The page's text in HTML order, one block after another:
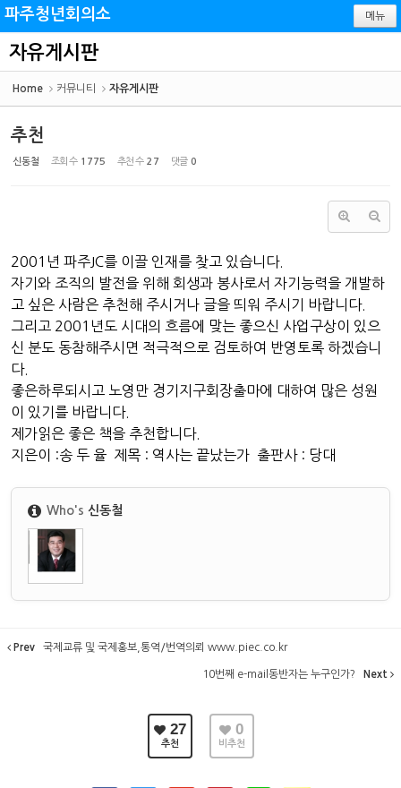
파주청년회의소 메뉴
자유게시판
Home 커뮤니티 자유게시판
추천
신동철 조회 수 1775 추천 수 27 댓글 0
2001년 파주JC를 이끌 인재를 찾고 있습니다.
자기와 조직의 발전을 위해 회생과 봉사로서 자기능력을 개발하
고 싶은 사람은 추천해 주시거나 글을 띄워 주시기 바랍니다.
그리고 2001년도 시대의 흐름에 맞는 좋으신 사업구상이 있으
신 분도 동참해주시면 적극적으로 검토하여 반영토록 하겠습니
다.
좋은하루되시고 노영만 경기지구회장출마에 대하여 많은 성원
이 있기를 바랍니다.
제가읽은 좋은 책을 추천합니다.
지은이 :송 두 율 제목 : 역사는 끝났는가 출판사 : 당대
Who's신동철
Prev 국제교류 및 국제홍보,통역/번역의뢰 www.piec.co.kr
10번째 e-mail동반자는 누구인가? Next
27
추천
0
비추천